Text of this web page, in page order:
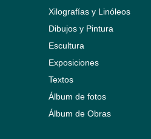
Xilografías y Linóleos
Dibujos y Pintura
Escultura
Exposiciones
Textos
Álbum de fotos
Álbum de Obras